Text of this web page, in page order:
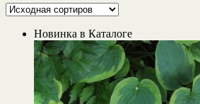
Новинка в Каталоге